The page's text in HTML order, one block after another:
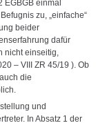
EGBGB einmal
zu, „einfache“
beider
dafür
nicht einseitig,
– VIII ZR 45/19 ). Ob
die
und
In Absatz 1 der